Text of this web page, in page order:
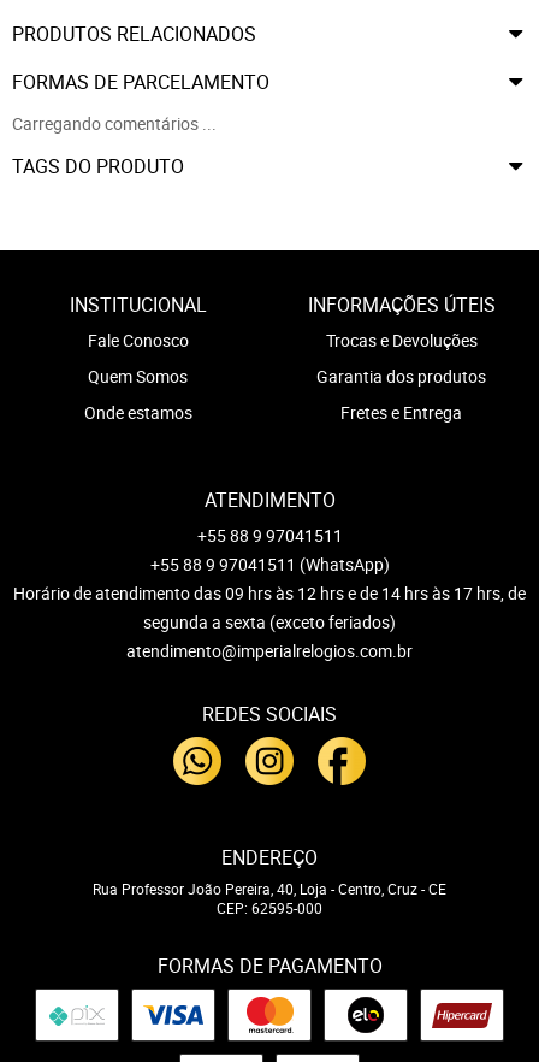
PRODUTOS RELACIONADOS
FORMAS DE PARCELAMENTO
Carregando comentários ...
TAGS DO PRODUTO
INSTITUCIONAL
Fale Conosco
Quem Somos
Onde estamos
INFORMAÇÕES ÚTEIS
Trocas e Devoluções
Garantia dos produtos
Fretes e Entrega
ATENDIMENTO
+55 88 9 97041511
+55 88 9 97041511 (WhatsApp)
Horário de atendimento das 09 hrs às 12 hrs e de 14 hrs às 17 hrs, de
segunda a sexta (exceto feriados)
atendimento@imperialrelogios.com.br
REDES SOCIAIS
ENDEREÇO
Rua Professor João Pereira, 40, Loja -Centro, Cruz-CE
CEP: 62595-000
FORMAS DE PAGAMENTO